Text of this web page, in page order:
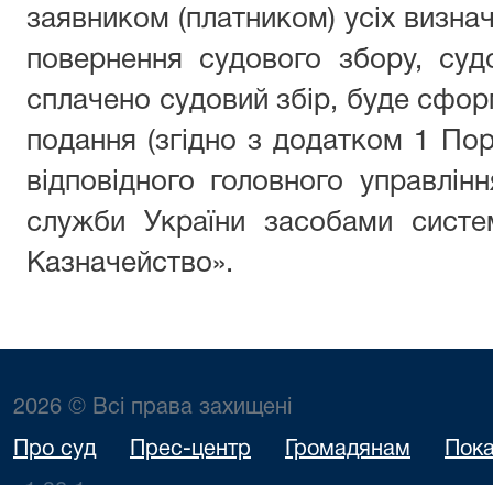
заявником (платником) усіх
повернення судового збору,
сплачено судовий збір, буде
подання (згідно з додатком 1
відповідного головного
служби України засобами
Казначейство».
2026 © Всі права захищені
Про суд Прес-центр Громадянам